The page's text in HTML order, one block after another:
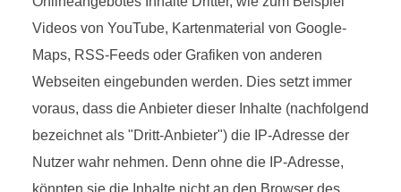
Videos von YouTube, Kartenmaterial von Google-
Maps, RSS-Feeds oder Grafiken von anderen
Webseiten eingebunden werden. Dies setzt immer
voraus, dass die Anbieter dieser Inhalte (nachfolgend
bezeichnet als "Dritt-Anbieter") die IP-Adresse der
Nutzer wahr nehmen. Denn ohne die IP-Adresse,
könnten sie die Inhalte nicht an den Browser des